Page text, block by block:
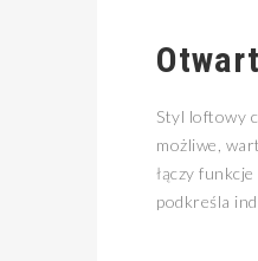
Styl loftowy
możliwe,
łączy
podkreśla